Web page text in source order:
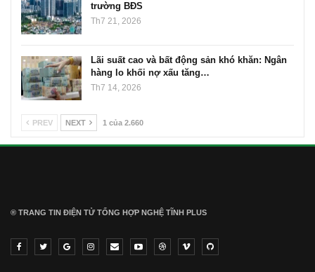
trường BĐS
Th7 21, 2026
Lãi suất cao và bất động sản khó khăn: Ngân
hàng lo khối nợ xấu tăng…
Th7 14, 2026
PREV NEXT 1 của 2.660
® TRANG TIN ĐIỆN TỬ ТỔNG HỢP NGHỆ TĨNH PLUS